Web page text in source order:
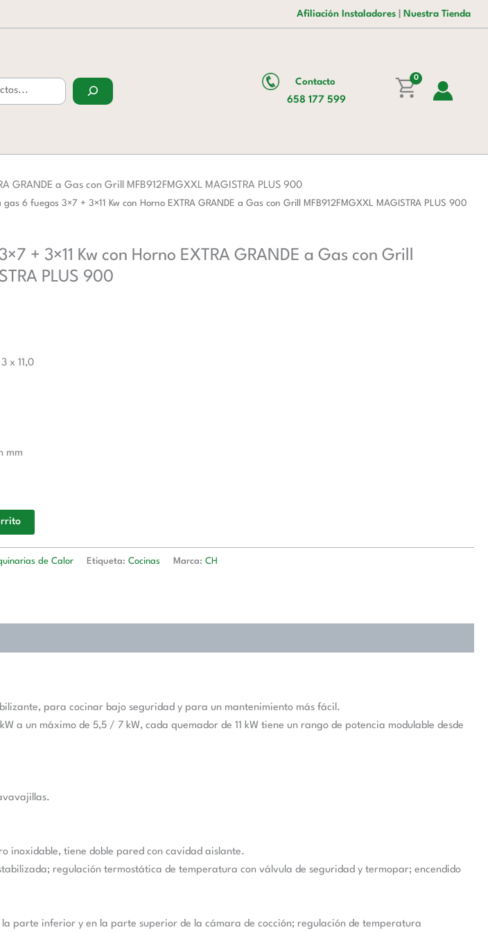
Afiliación Instaladores Nuestra Tienda
Contacto
658 177 599
0
GRANDE a Gas con Grill MFB912FMGXXL MAGISTRA PLUS 900
6 fuegos 3×7 + 3×11 Kw con Horno EXTRA GRANDE a Gas con Grill MFB912FMGXXL MAGISTRA PLUS 900
+ 3×11 Kw con Horno EXTRA GRANDE a Gas con Grill
PLUS 900
€.
x 11,0
mm
de Calor Etiqueta:Cocinas Marca:CH
para cocinar bajo seguridad y para un mantenimiento más fácil.
a un máximo de 5,5 / 7 kW, cada quemador de 11 kW tiene un rango de potencia modulable desde
inoxidable, tiene doble pared con cavidad aislante.
regulación termostática de temperatura con válvula de seguridad y termopar; encendido
parte inferior y en la parte superior de la cámara de cocción; regulación de temperatura
3x11
Kw
a
Gas
MFB912FMGXXL